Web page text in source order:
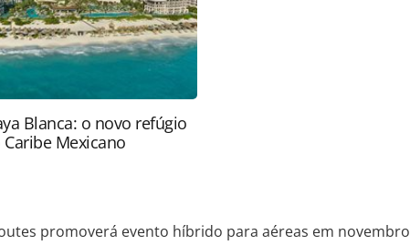
Blanca: o novo refúgio
Mexicano
promoverá evento híbrido para aéreas em novembro